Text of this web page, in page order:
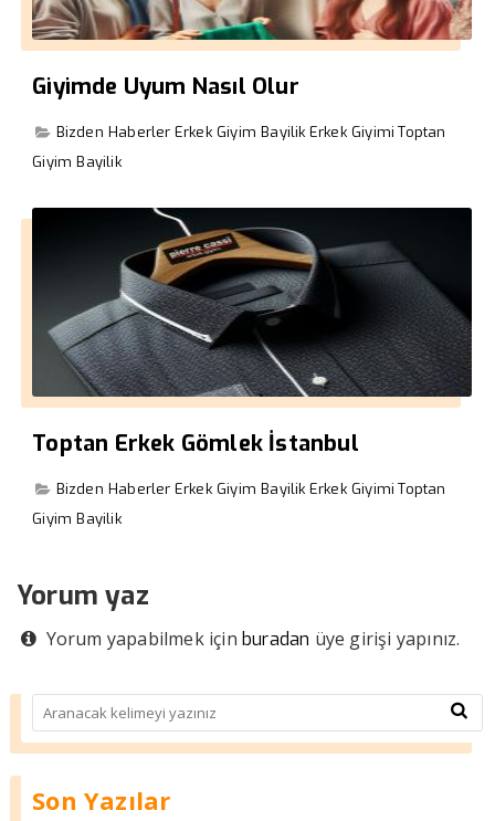
Giyimde Uyum Nasıl Olur
Bizden Haberler Erkek Giyim Bayilik Erkek Giyimi Toptan
Giyim Bayilik
Toptan Erkek Gömlek İstanbul
Bizden Haberler Erkek Giyim Bayilik Erkek Giyimi Toptan
Giyim Bayilik
Yorum yaz
Yorum yapabilmek için buradan üye girişi yapınız.
Son Yazılar